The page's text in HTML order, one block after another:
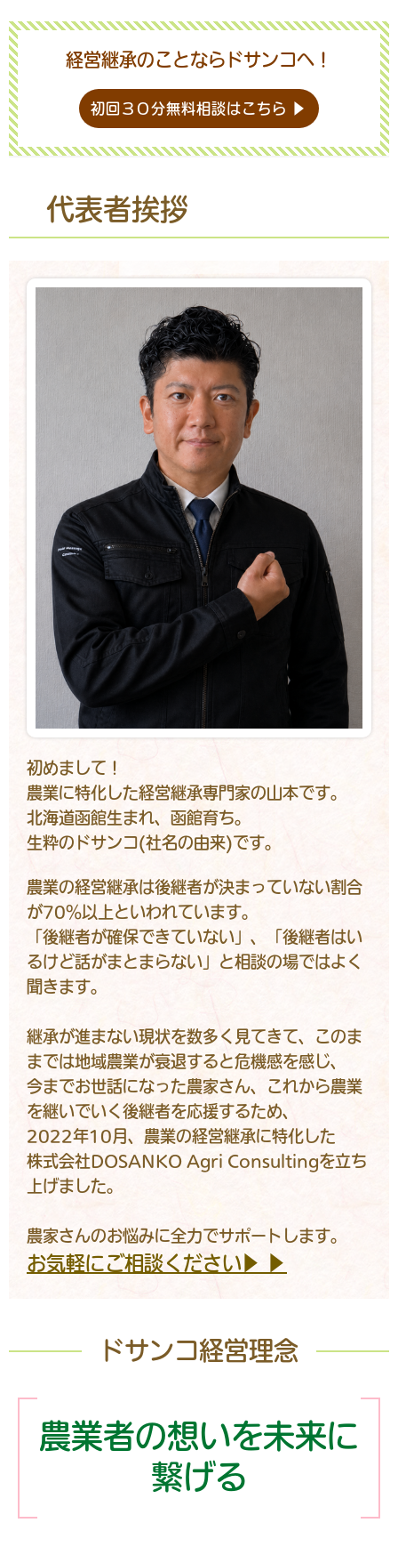
経営継承のことならドサンコへ！
初回３０分無料相談はこちら ▶
代表者挨拶
初めまして！
農業に特化した経営継承専門家の山本です。
北海道函館生まれ、函館育ち。
生粋のドサンコ(社名の由来)です。
農業の経営継承は後継者が決まっていない割合
が70％以上といわれています。
「後継者が確保できていない」、「後継者はい
るけど話がまとまらない」と相談の場ではよく
聞きます。
継承が進まない現状を数多く見てきて、このま
までは地域農業が衰退すると危機感を感じ、
今までお世話になった農家さん、これから農業
を継いでいく後継者を応援するため、
2022年10月、農業の経営継承に特化した
株式会社DOSANKO Agri Consultingを立ち
上げました。
農家さんのお悩みに全力でサポートします。
お気軽にご相談ください▶ ▶
ドサンコ経営理念
農業者の想いを未来に
繋げる